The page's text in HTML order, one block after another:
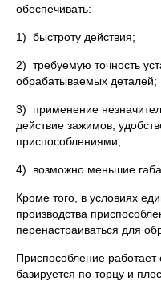
обеспечивать:
1) быстроту действия;
2) требуемую точность
обрабатываемых деталей;
3) применение
действие зажимов,
приспособлениями;
4) возможно меньшие
Кроме того, в условиях
производства
перенастраиваться для
Приспособление
базируется по торцу и